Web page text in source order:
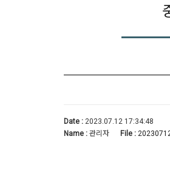
Date :2023.07.12 17:34:48
Name :관리자 File :